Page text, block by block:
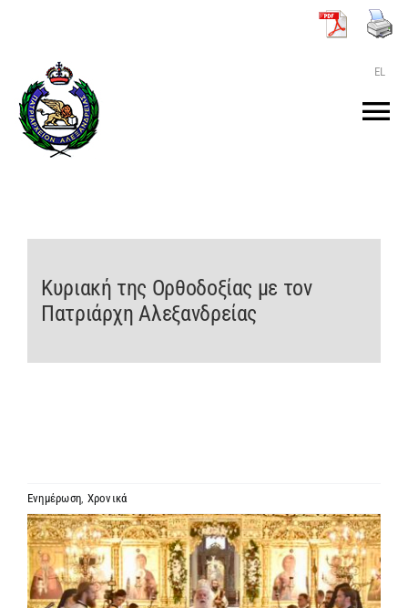
περιεχόμενο
EL
O ΠΑΤΡΙΑΡΧΗΣ
ΤΟ ΠΑΤΡΙΑΡΧΕΙΟ
KEIMENA
MEDIA
ΕΝΗΜΕΡΩΣΗ
Κυριακή της Ορθοδοξίας με τον
Πατριάρχη Αλεξανδρείας
Ενημέρωση, Χρονικά
Προβολή
μεγαλύτερης
εικόνας